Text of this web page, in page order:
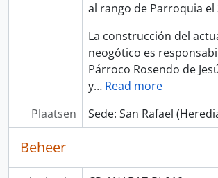
al rango de Parroquia el
La construcción del
neogótico es
Párroco Rosendo de
y… Read more
Plaatsen
Sede: San Rafael
Beheer